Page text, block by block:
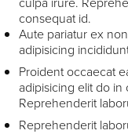
consequat id.
Aute pariatur ex
adipisicing
Proident occaecat
adipisicing elit do in
Reprehenderit
Reprehenderit